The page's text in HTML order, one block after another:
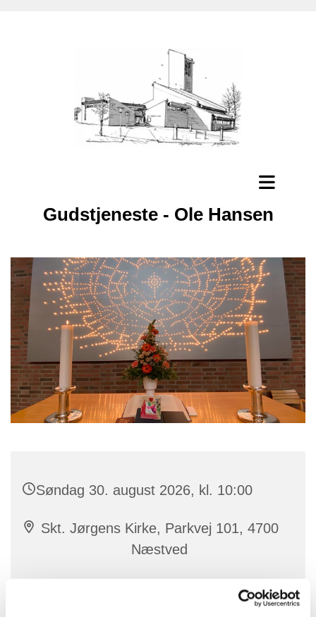
Gudstjeneste - Ole Hansen
Søndag 30. august 2026, kl. 10:00
Skt. Jørgens Kirke, Parkvej 101, 4700
Næstved